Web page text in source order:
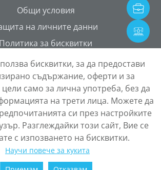
бисквитки, за да предостави
съдържание, оферти и за
само за лична употреба, без да
на трети лица. Можете да
си през настройките
Разглеждайки този сайт, Вие се
с изпозването на бисквитки.
Научи повече за кукита
Общи условия
на личните данни
Политика за бисквитки
ONETEAM Portal
Copyright © 2026 InterAGRI